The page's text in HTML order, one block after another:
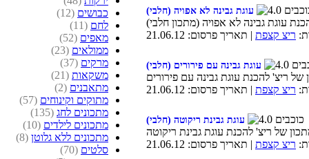
כבושים (12)
לחם (11)
מאפים (52)
ממולאים (23)
מרקים (37)
משקאות (21)
מתאבנים (2)
מתוקים וקינוחים (57)
מתכונים לחג (135)
מתכונים לילדים (10)
מתכונים ללא גלוטן (8)
סלטים (70)
עוגת גבינה לא אפויה (חלבי)
ריצ קצפת | תאריך פרסום: 21.06.12
עוגת גבינה עם פירורים (חלבי)
ריצ קצפת | תאריך פרסום: 21.06.12
עוגת גבינת ריקוטה (חלבי)
ריצ קצפת | תאריך פרסום: 21.06.12